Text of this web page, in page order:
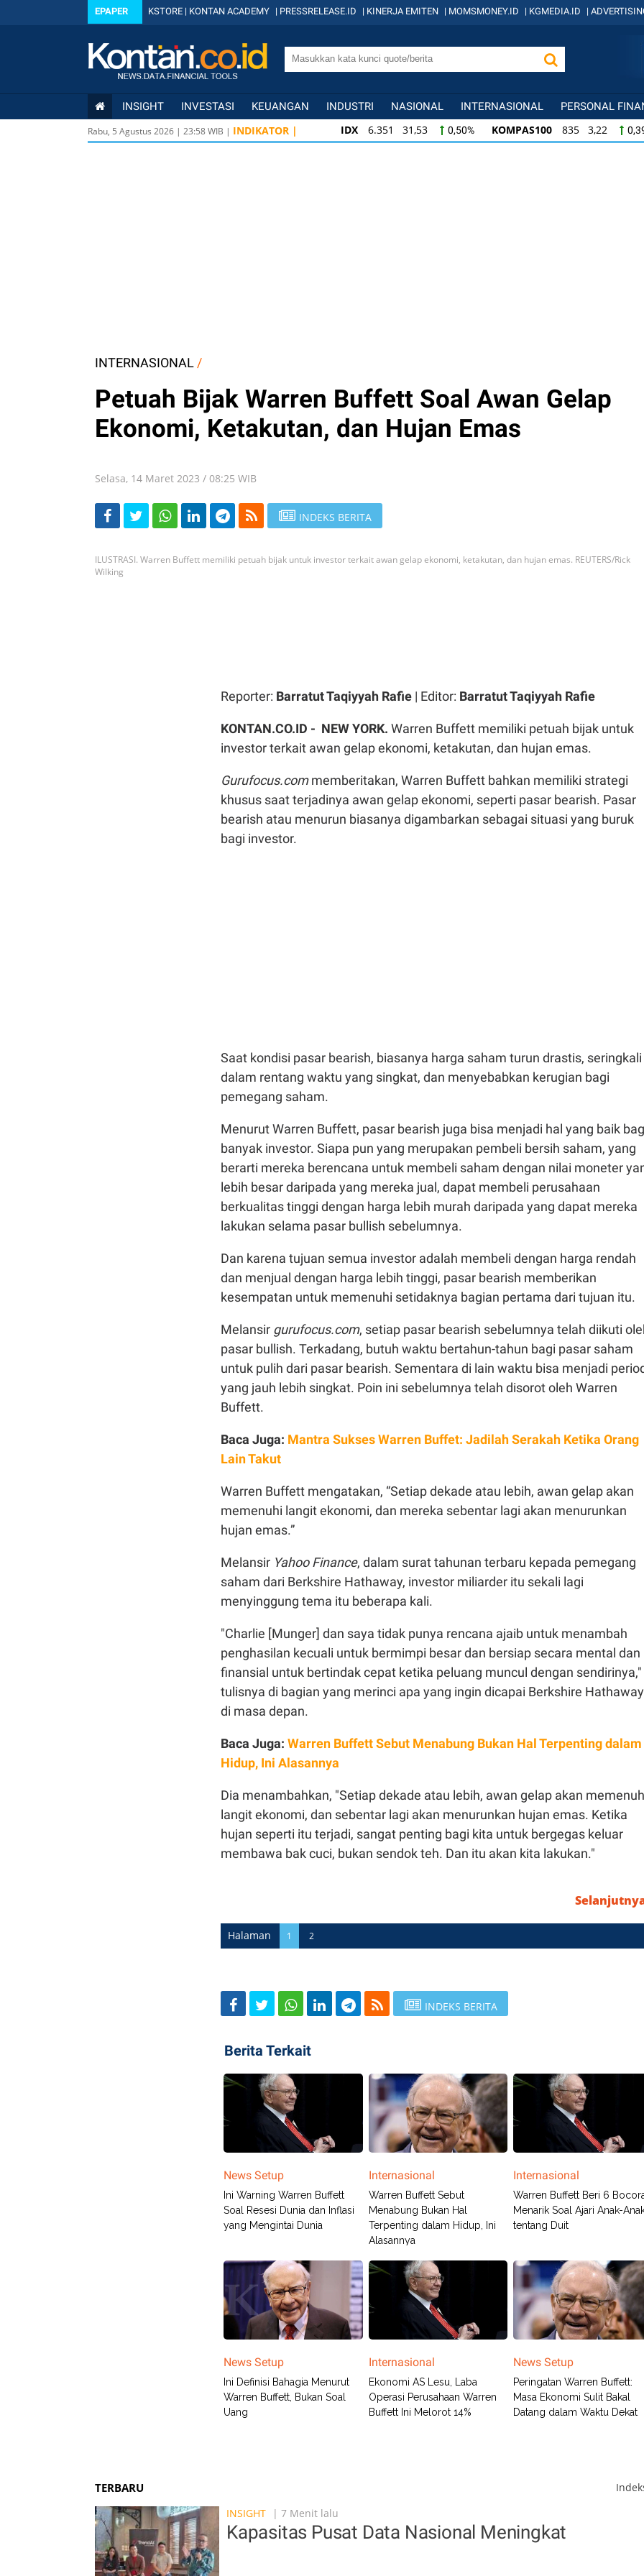
EPAPER KSTORE | KONTAN ACADEMY | PRESSRELEASE.ID | KINERJA EMITEN | MOMSMONEY.ID | KGMEDIA.ID |
INSIGHT INVESTASI KEUANGAN INDUSTRI NASIONAL INTERNASIONAL PERSONAL
Rabu, 5 Agustus 2026 | 23:58WIB | INDIKATOR | IDX 6.351 31,53 0,50% KOMPAS100 835 3,22
IDX
6.351 31,53 0,50% KOMPAS100 835 3,22
INTERNASIONAL /
Petuah Bijak Warren Buffett Soal Awan Gelap
Ekonomi, Ketakutan, dan Hujan Emas
Selasa, 14 Maret 2023 / 08:25 WIB
INDEKS BERITA
ILUSTRASI. Warren Buffett memiliki petuah bijak untuk investor terkait awan gelap ekonomi, ketakutan, dan hujan emas. REUTERS/Rick
Wilking
Reporter: Barratut Taqiyyah Rafie | Editor: Barratut Taqiyyah Rafie
KONTAN.CO.ID - NEW YORK. Warren Buffett memiliki petuah bijak untuk
investor terkait awan gelap ekonomi, ketakutan, dan hujan emas.
Gurufocus.commemberitakan, Warren Buffett bahkan memiliki strategi
khusus saat terjadinya awan gelap ekonomi, seperti pasar bearish. Pasar
bearish atau menurun biasanya digambarkan sebagai situasi yang buruk
bagi investor.
Saat kondisi pasar bearish, biasanya harga saham turun drastis, seringkali
dalam rentang waktu yang singkat, dan menyebabkan kerugian bagi
pemegang saham.
Menurut Warren Buffett, pasar bearish juga bisa menjadi hal yang baik
banyak investor. Siapa pun yang merupakan pembeli bersih saham, yang
berarti mereka berencana untuk membeli saham dengan nilai moneter
lebih besar daripada yang mereka jual, dapat membeli perusahaan
berkualitas tinggi dengan harga lebih murah daripada yang dapat mereka
lakukan selama pasar bullish sebelumnya.
Dan karena tujuan semua investor adalah membeli dengan harga rendah
dan menjual dengan harga lebih tinggi, pasar bearish memberikan
kesempatan untuk memenuhi setidaknya bagian pertama dari tujuan itu.
Melansir gurufocus.com, setiap pasar bearish sebelumnya telah diikuti
pasar bullish. Terkadang, butuh waktu bertahun-tahun bagi pasar saham
untuk pulih dari pasar bearish. Sementara di lain waktu bisa menjadi
yang jauh lebih singkat. Poin ini sebelumnya telah disorot oleh Warren
Buffett.
Baca Juga: Mantra Sukses Warren Buffet: Jadilah Serakah Ketika Orang
Lain Takut
Warren Buffett mengatakan, “Setiap dekade atau lebih, awan gelap akan
memenuhi langit ekonomi, dan mereka sebentar lagi akan menurunkan
hujan emas.”
Melansir Yahoo Finance, dalam surat tahunan terbaru kepada pemegang
saham dari Berkshire Hathaway, investor miliarder itu sekali lagi
menyinggung tema itu beberapa kali.
"Charlie [Munger] dan saya tidak punya rencana ajaib untuk menambah
penghasilan kecuali untuk bermimpi besar dan bersiap secara mental dan
finansial untuk bertindak cepat ketika peluang muncul dengan sendirinya,"
tulisnya di bagian yang merinci apa yang ingin dicapai Berkshire Hathaway
di masa depan.
Baca Juga: Warren Buffett Sebut Menabung Bukan Hal Terpenting dalam
Hidup, Ini Alasannya
Dia menambahkan, "Setiap dekade atau lebih, awan gelap akan
langit ekonomi, dan sebentar lagi akan menurunkan hujan emas. Ketika
hujan seperti itu terjadi, sangat penting bagi kita untuk bergegas keluar
membawa bak cuci, bukan sendok teh. Dan itu akan kita lakukan."
Halaman 1 2
INDEKS BERITA
Berita Terkait
News Setup
Ini Warning Warren Buffett
Soal Resesi Dunia dan Inflasi
yang Mengintai Dunia
Internasional
Warren Buffett Sebut
Menabung Bukan Hal
Terpenting dalam Hidup, Ini
Alasannya
Internasional
Warren Buffett Beri 6
Menarik Soal Ajari Anak-
tentang Duit
News Setup
Ini Definisi Bahagia Menurut
Warren Buffett, Bukan Soal
Uang
Internasional
Ekonomi AS Lesu, Laba
Operasi Perusahaan Warren
Buffett Ini Melorot 14%
News Setup
Peringatan Warren Buffett:
Masa Ekonomi Sulit Bakal
Datang dalam Waktu Dekat
TERBARU
INSIGHT
| 7 Menit lalu
Kapasitas Pusat Data Nasional Meningkat